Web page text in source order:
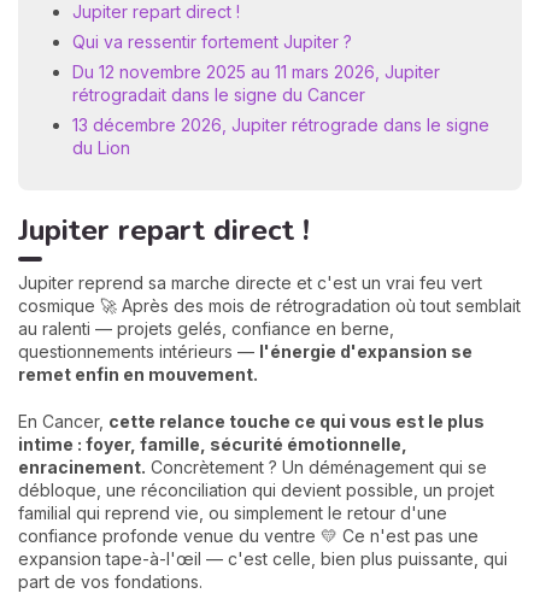
Jupiter repart direct !
Qui va ressentir fortement Jupiter ?
Du 12 novembre 2025 au 11 mars 2026, Jupiter
rétrogradait dans le signe du Cancer
13 décembre 2026, Jupiter rétrograde dans le signe
du Lion
Jupiter repart direct !
Jupiter reprend sa marche directe et c'est un vrai feu vert
cosmique 🚀 Après des mois de rétrogradation où tout semblait
au ralenti — projets gelés, confiance en berne,
questionnements intérieurs — l'énergie d'expansion se
remet enfin en mouvement.
En Cancer, cette relance touche ce qui vous est le plus
intime : foyer, famille, sécurité émotionnelle,
enracinement. Concrètement ? Un déménagement qui se
débloque, une réconciliation qui devient possible, un projet
familial qui reprend vie, ou simplement le retour d'une
confiance profonde venue du ventre 💛 Ce n'est pas une
expansion tape-à-l'œil — c'est celle, bien plus puissante, qui
part de vos fondations.